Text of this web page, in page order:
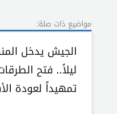
مواضيع ذات صلة:
الجيش يدخل
ليلاً.. فتح
تمهيداً لعودة